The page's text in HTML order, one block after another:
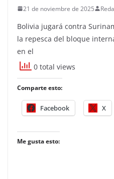
21 de noviembre de 2025
Bolivia jugará contra
la repesca del bloque
en el
0 total views
Comparte esto:
Facebook X
Me gusta esto: